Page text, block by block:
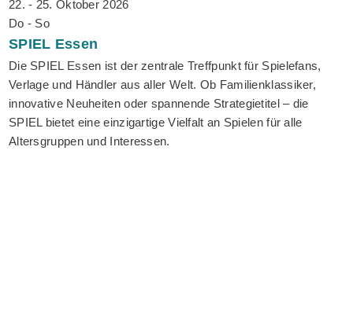
22. - 25. Oktober 2026
Do - So
SPIEL Essen
Die SPIEL Essen ist der zentrale Treffpunkt für Spielefans,
Verlage und Händler aus aller Welt. Ob Familienklassiker,
innovative Neuheiten oder spannende Strategietitel – die
SPIEL bietet eine einzigartige Vielfalt an Spielen für alle
Altersgruppen und Interessen.